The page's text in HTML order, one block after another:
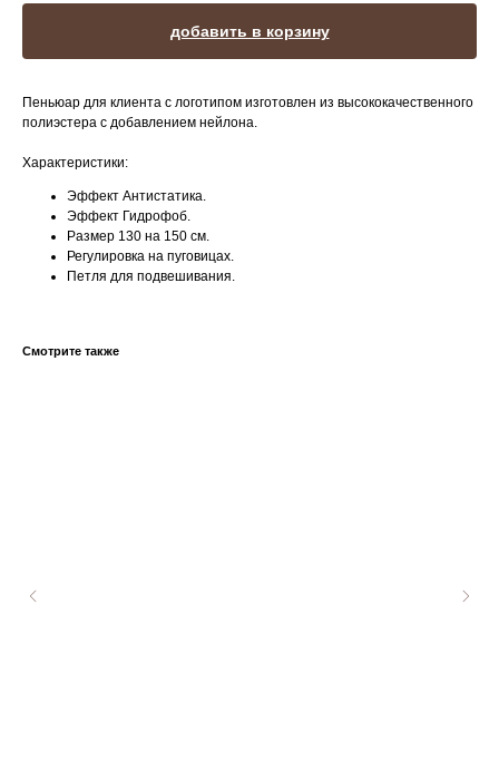
добавить в корзину
Пеньюар для клиента с логотипом изготовлен из высококачественного
полиэстера с добавлением нейлона.
Характеристики:
Эффект Антистатика.
Эффект Гидрофоб.
Размер 130 на 150 см.
Регулировка на пуговицах.
Петля для подвешивания.
Смотрите также